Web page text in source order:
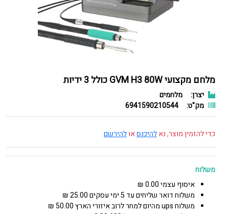
מלחם מקצועי GVM H3 80W כולל 3 ידיות
יצרן:
מלחמים
מק"ט:
6941590210544
כדי להזמין מוצר, נאלהיכנסאולהירשם
משלוח
איסוף עצמי 0.00 ₪
משלוח דואר שליחים עד 5 ימי עסקים 25.00 ₪
משלוח ups מהיום למחר לרוב איזורי הארץ 50.00 ₪